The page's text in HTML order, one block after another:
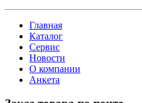
Главная
Каталог
Сервис
Новости
О компании
Анкета